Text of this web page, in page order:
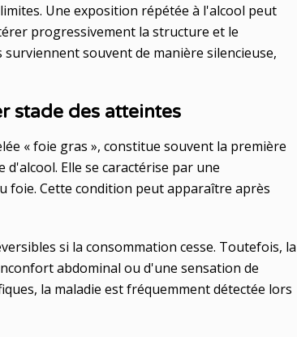
Une exposition répétée à l'alcool peut
progressivement la structure et le
souvent de manière silencieuse,
stade des atteintes
« foie gras », constitue souvent la première
Elle se caractérise par une
foie. Cette condition peut apparaître après
si la consommation cesse. Toutefois, la
abdominal ou d'une sensation de
la maladie est fréquemment détectée lors